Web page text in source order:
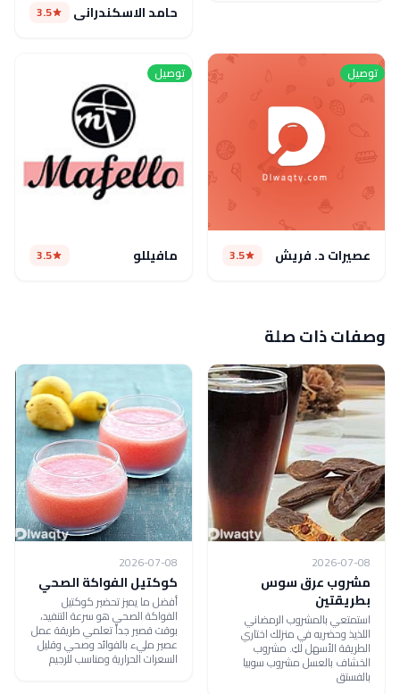
حامد الاسكندراني 3.5
توصيل
عصيرات د. فريش 3.5
توصيل
مافيللو 3.5
وصفات ذات صلة
2026-07-08
مشروب عرق سوس
بطريقتين
استمتعي بالمشروب الرمضاني
اللذيذ وحضريه في منزلك اختاري
الطريقة الأسهل لكِ. مشروب
الخشاف بالعسل مشروب سوبيا
بالفستق
2026-07-08
كوكتيل الفواكة الصحي
أفضل ما يميز تحضير كوكتيل
الفواكة الصحي هو سرعة التنفيد،
بوقت قصير جداً تعلمي طريقة عمل
عصير مليء بالفوائد وصحي وقليل
السعرات الحرارية ومناسب للرجيم